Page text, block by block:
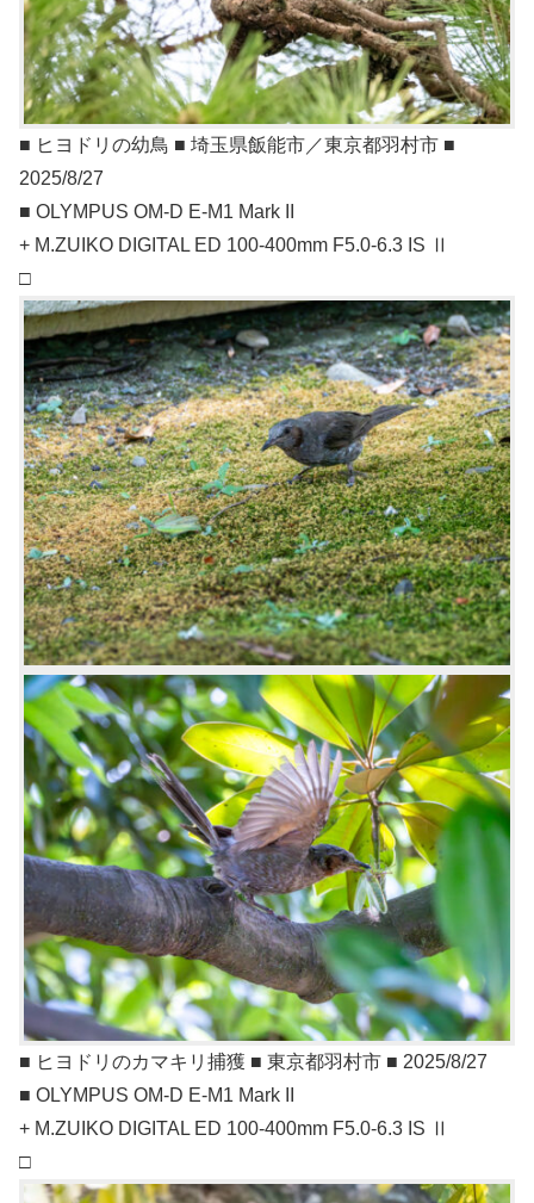
■ ヒヨドリの幼鳥 ■ 埼玉県飯能市／東京都羽村市 ■
2025/8/27
■ OLYMPUS OM-D E-M1 Mark II
+ M.ZUIKO DIGITAL ED 100-400mm F5.0-6.3 IS Ⅱ
□
■ ヒヨドリのカマキリ捕獲 ■ 東京都羽村市 ■ 2025/8/27
■ OLYMPUS OM-D E-M1 Mark II
+ M.ZUIKO DIGITAL ED 100-400mm F5.0-6.3 IS Ⅱ
□